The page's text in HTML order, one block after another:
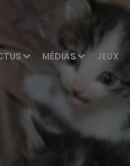
MÉDIAS JEUX